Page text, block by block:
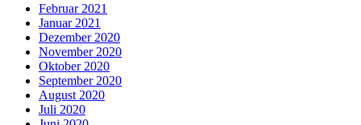
Februar 2021
Januar 2021
Dezember 2020
November 2020
Oktober 2020
September 2020
August 2020
Juli 2020